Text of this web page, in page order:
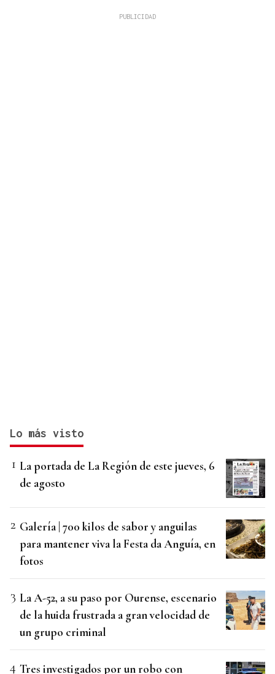
Lo más visto
La portada de La Región de este jueves, 6
de agosto
Galería | 700 kilos de sabor y anguilas
para mantener viva la Festa da Anguía, en
fotos
La A-52, a su paso por Ourense, escenario
de la huida frustrada a gran velocidad de
un grupo criminal
Tres investigados por un robo con